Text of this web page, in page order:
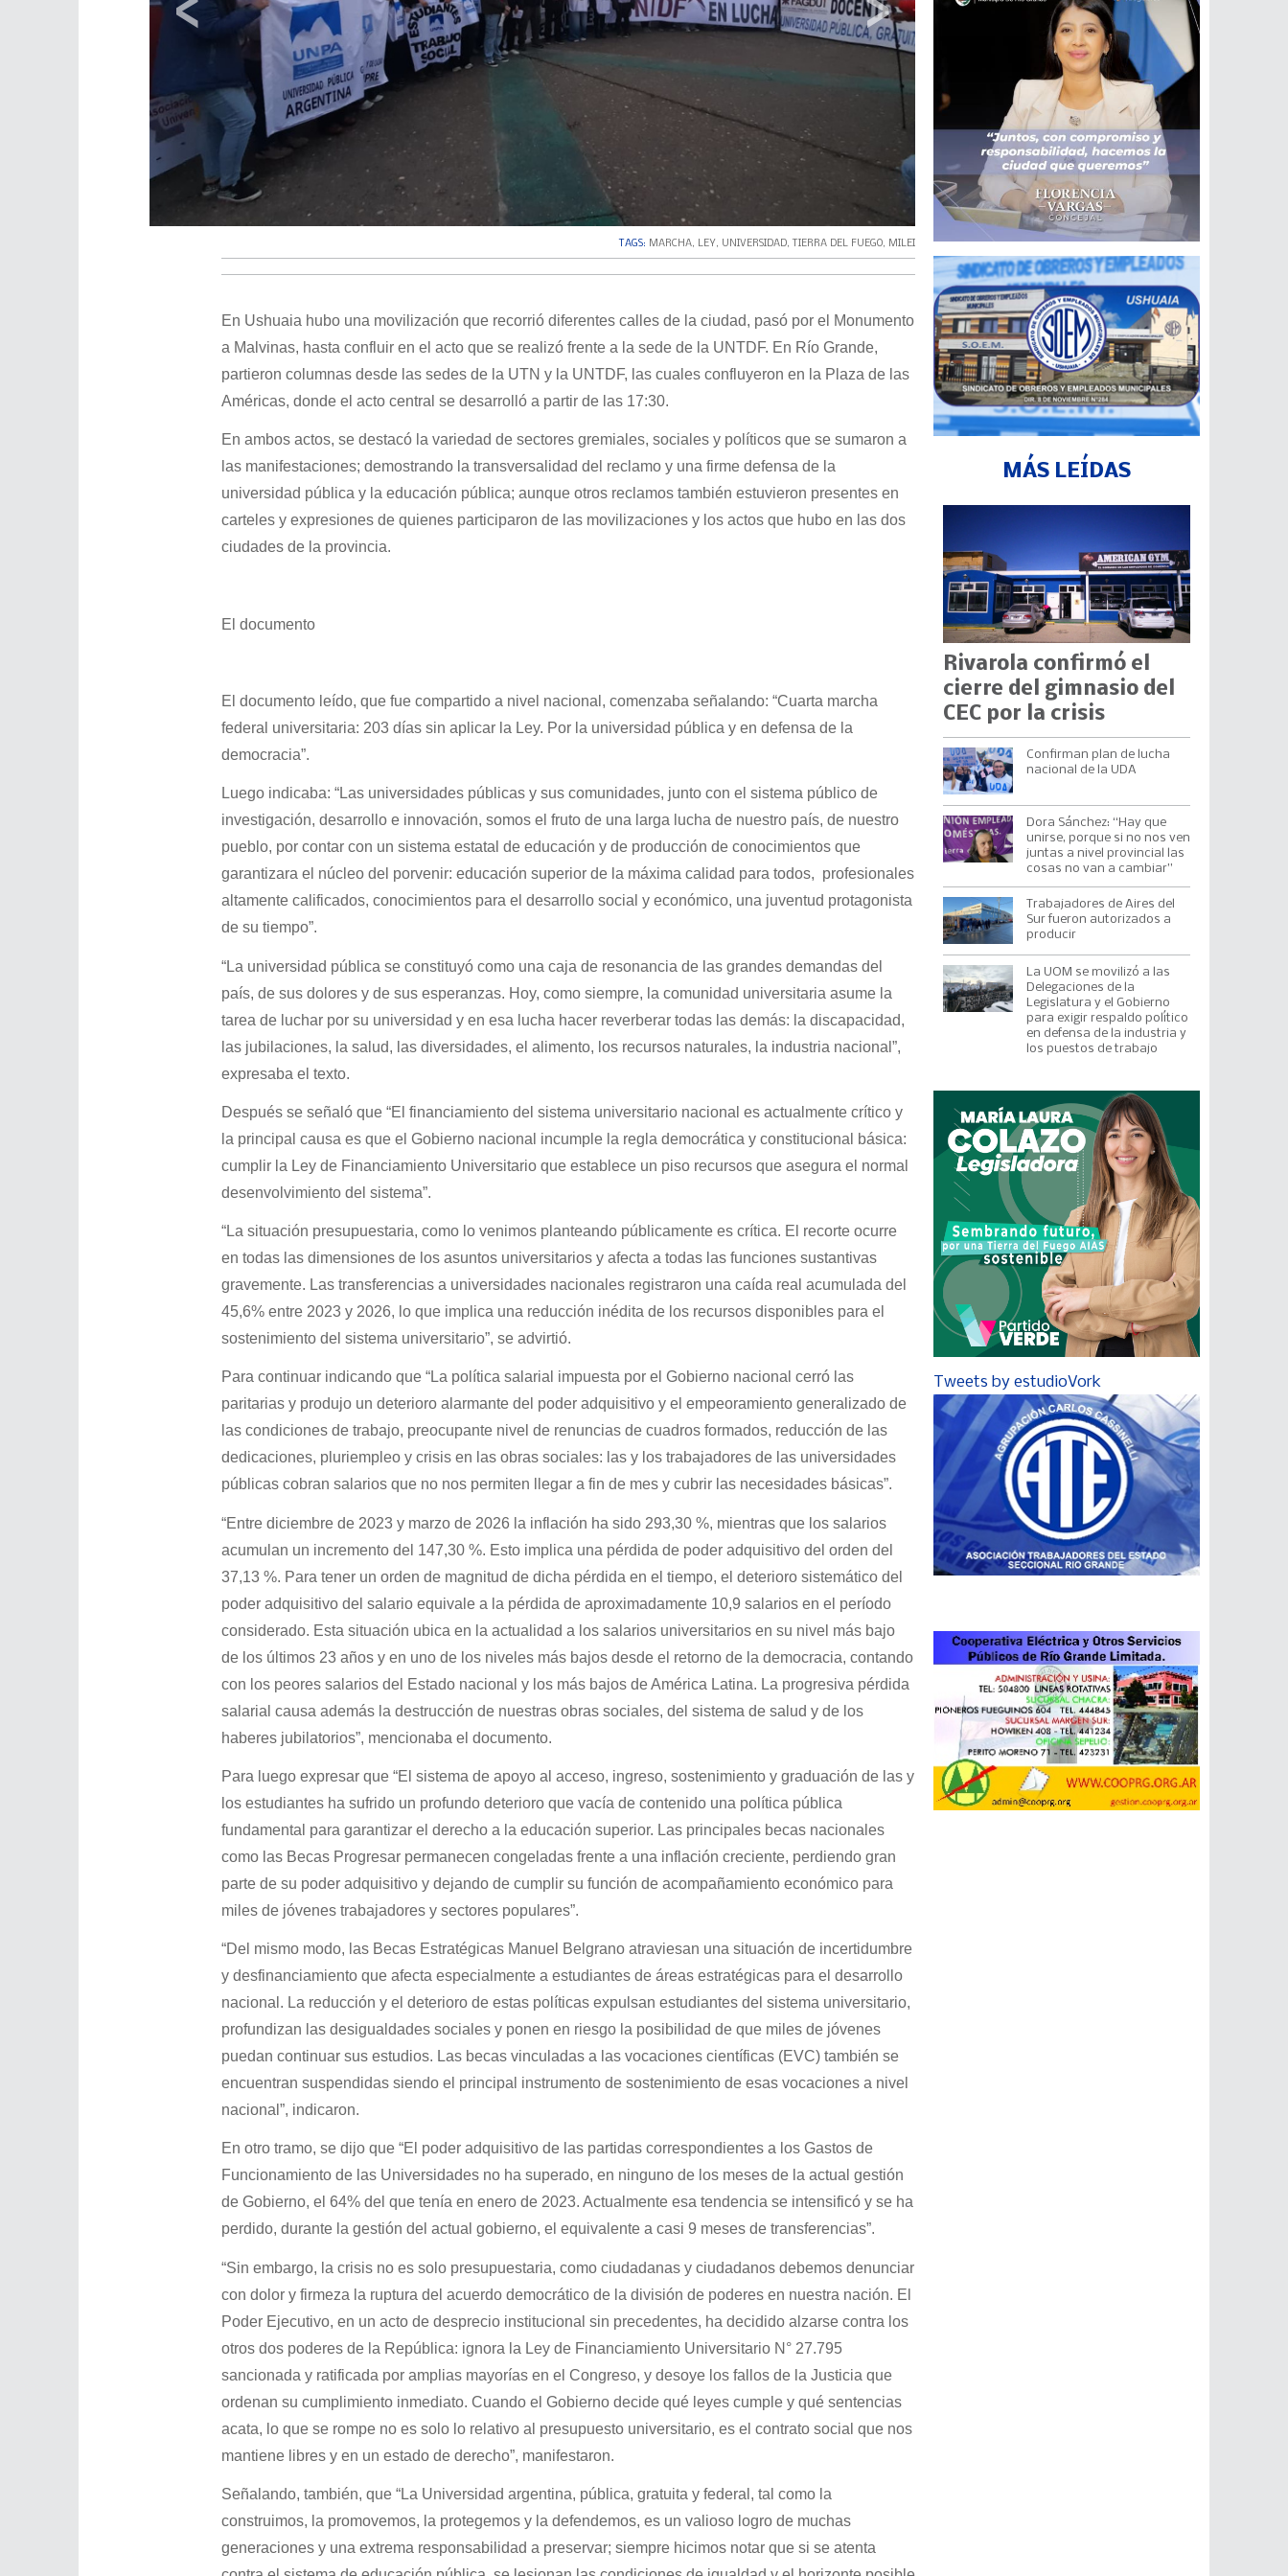
TAGS: MARCHA, LEY, UNIVERSIDAD, TIERRA DEL FUEGO, MILEI
En Ushuaia hubo una movilización que recorrió diferentes calles de la ciudad, pasó por el Monumento
a Malvinas, hasta confluir en el acto que se realizó frente a la sede de la UNTDF. En Río Grande,
partieron columnas desde las sedes de la UTN y la UNTDF, las cuales confluyeron en la Plaza de las
Américas, donde el acto central se desarrolló a partir de las 17:30.
En ambos actos, se destacó la variedad de sectores gremiales, sociales y políticos que se sumaron a
las manifestaciones; demostrando la transversalidad del reclamo y una firme defensa de la
universidad pública y la educación pública; aunque otros reclamos también estuvieron presentes en
carteles y expresiones de quienes participaron de las movilizaciones y los actos que hubo en las dos
ciudades de la provincia.
El documento
El documento leído, que fue compartido a nivel nacional, comenzaba señalando: “Cuarta marcha
federal universitaria: 203 días sin aplicar la Ley. Por la universidad pública y en defensa de la
democracia”.
Luego indicaba: “Las universidades públicas y sus comunidades, junto con el sistema público de
investigación, desarrollo e innovación, somos el fruto de una larga lucha de nuestro país, de nuestro
pueblo, por contar con un sistema estatal de educación y de producción de conocimientos que
garantizara el núcleo del porvenir: educación superior de la máxima calidad para todos, profesionales
altamente calificados, conocimientos para el desarrollo social y económico, una juventud protagonista
de su tiempo”.
“La universidad pública se constituyó como una caja de resonancia de las grandes demandas del
país, de sus dolores y de sus esperanzas. Hoy, como siempre, la comunidad universitaria asume la
tarea de luchar por su universidad y en esa lucha hacer reverberar todas las demás: la discapacidad,
las jubilaciones, la salud, las diversidades, el alimento, los recursos naturales, la industria nacional”,
expresaba el texto.
Después se señaló que “El financiamiento del sistema universitario nacional es actualmente crítico y
la principal causa es que el Gobierno nacional incumple la regla democrática y constitucional básica:
cumplir la Ley de Financiamiento Universitario que establece un piso recursos que asegura el normal
desenvolvimiento del sistema”.
“La situación presupuestaria, como lo venimos planteando públicamente es crítica. El recorte ocurre
en todas las dimensiones de los asuntos universitarios y afecta a todas las funciones sustantivas
gravemente. Las transferencias a universidades nacionales registraron una caída real acumulada del
45,6% entre 2023 y 2026, lo que implica una reducción inédita de los recursos disponibles para el
sostenimiento del sistema universitario”, se advirtió.
Para continuar indicando que “La política salarial impuesta por el Gobierno nacional cerró las
paritarias y produjo un deterioro alarmante del poder adquisitivo y el empeoramiento generalizado de
las condiciones de trabajo, preocupante nivel de renuncias de cuadros formados, reducción de las
dedicaciones, pluriempleo y crisis en las obras sociales: las y los trabajadores de las universidades
públicas cobran salarios que no nos permiten llegar a fin de mes y cubrir las necesidades básicas”.
“Entre diciembre de 2023 y marzo de 2026 la inflación ha sido 293,30 %, mientras que los salarios
acumulan un incremento del 147,30 %. Esto implica una pérdida de poder adquisitivo del orden del
37,13 %. Para tener un orden de magnitud de dicha pérdida en el tiempo, el deterioro sistemático del
poder adquisitivo del salario equivale a la pérdida de aproximadamente 10,9 salarios en el período
considerado. Esta situación ubica en la actualidad a los salarios universitarios en su nivel más bajo
de los últimos 23 años y en uno de los niveles más bajos desde el retorno de la democracia, contando
con los peores salarios del Estado nacional y los más bajos de América Latina. La progresiva pérdida
salarial causa además la destrucción de nuestras obras sociales, del sistema de salud y de los
haberes jubilatorios”, mencionaba el documento.
Para luego expresar que “El sistema de apoyo al acceso, ingreso, sostenimiento y graduación de las y
los estudiantes ha sufrido un profundo deterioro que vacía de contenido una política pública
fundamental para garantizar el derecho a la educación superior. Las principales becas nacionales
como las Becas Progresar permanecen congeladas frente a una inflación creciente, perdiendo gran
parte de su poder adquisitivo y dejando de cumplir su función de acompañamiento económico para
miles de jóvenes trabajadores y sectores populares”.
“Del mismo modo, las Becas Estratégicas Manuel Belgrano atraviesan una situación de incertidumbre
y desfinanciamiento que afecta especialmente a estudiantes de áreas estratégicas para el desarrollo
nacional. La reducción y el deterioro de estas políticas expulsan estudiantes del sistema universitario,
profundizan las desigualdades sociales y ponen en riesgo la posibilidad de que miles de jóvenes
puedan continuar sus estudios. Las becas vinculadas a las vocaciones científicas (EVC) también se
encuentran suspendidas siendo el principal instrumento de sostenimiento de esas vocaciones a nivel
nacional”, indicaron.
En otro tramo, se dijo que “El poder adquisitivo de las partidas correspondientes a los Gastos de
Funcionamiento de las Universidades no ha superado, en ninguno de los meses de la actual gestión
de Gobierno, el 64% del que tenía en enero de 2023. Actualmente esa tendencia se intensificó y se ha
perdido, durante la gestión del actual gobierno, el equivalente a casi 9 meses de transferencias”.
“Sin embargo, la crisis no es solo presupuestaria, como ciudadanas y ciudadanos debemos denunciar
con dolor y firmeza la ruptura del acuerdo democrático de la división de poderes en nuestra nación. El
Poder Ejecutivo, en un acto de desprecio institucional sin precedentes, ha decidido alzarse contra los
otros dos poderes de la República: ignora la Ley de Financiamiento Universitario N° 27.795
sancionada y ratificada por amplias mayorías en el Congreso, y desoye los fallos de la Justicia que
ordenan su cumplimiento inmediato. Cuando el Gobierno decide qué leyes cumple y qué sentencias
acata, lo que se rompe no es solo lo relativo al presupuesto universitario, es el contrato social que nos
mantiene libres y en un estado de derecho”, manifestaron.
Señalando, también, que “La Universidad argentina, pública, gratuita y federal, tal como la
construimos, la promovemos, la protegemos y la defendemos, es un valioso logro de muchas
generaciones y una extrema responsabilidad a preservar; siempre hicimos notar que si se atenta
MÁS LEÍDAS
Rivarola confirmó el
cierre del gimnasio del
CEC por la crisis
Confirman plan de lucha
nacional de la UDA
Dora Sánchez: “Hay que
unirse, porque si no nos ven
juntas a nivel provincial las
cosas no van a cambiar”
Trabajadores de Aires del
Sur fueron autorizados a
producir
La UOM se movilizó a las
Delegaciones de la
Legislatura y el Gobierno
para exigir respaldo político
en defensa de la industria y
los puestos de trabajo
Tweets by estudioVork